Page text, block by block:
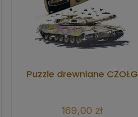
Puzzle drewniane CZOŁG
169,00 zł